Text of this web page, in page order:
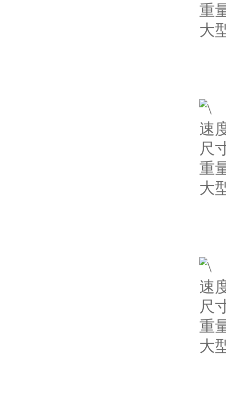
重
大
速
尺
重
大
速
尺
重
大